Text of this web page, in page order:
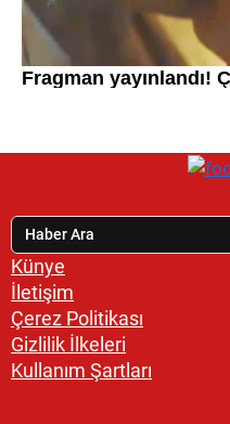
Künye
İletişim
Çerez Politikası
Gizlilik İlkeleri
Kullanım Şartları